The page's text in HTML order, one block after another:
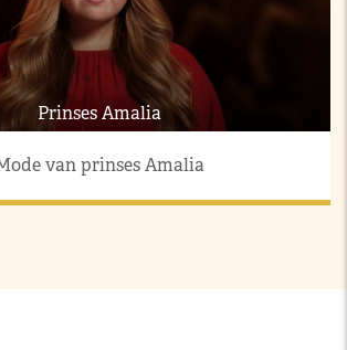
Prinses Amalia
van prinses Amalia